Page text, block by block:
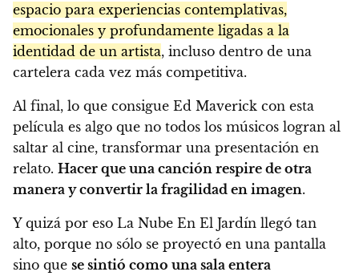
espacio para experiencias contemplativas,
emocionales y profundamente ligadas a la
identidad de un artista, incluso dentro de una
cartelera cada vez más competitiva.
Al final, lo que consigue Ed Maverick con esta
película es algo que no todos los músicos logran al
saltar al cine, transformar una presentación en
relato. Hacer que una canción respire de otra
manera y convertir la fragilidad en imagen.
Y quizá por eso La Nube En El Jardín llegó tan
alto, porque no sólo se proyectó en una pantalla
sino que se sintió como una sala entera